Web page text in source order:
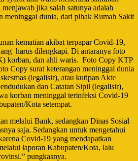
jika salah satunya adalah
meninggal dunia, dari pihak Rumah Sakit
kematian akibat terpapar Covid-19,
harus dilengkapi. Di antaranya foto
korban, dan ahli waris. Foto Copy KTP
Copy surat keterangan meninggal dunia
(legalisir), atau kutipan Akte
dan Catatan Sipil (legalisir),
korban meninggal terinfeksi Covid-19
Kota setempat.
melalui Bank, sedangkan Dinas Sosial
saja. Sedangkan untuk mengetahui
Covid-19 yang mendapatkan
laporan Kabupaten/Kota, lalu
pungkasnya.